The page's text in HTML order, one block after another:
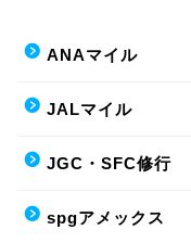
ANAマイル
JALマイル
JGC・SFC修行
spgアメックス